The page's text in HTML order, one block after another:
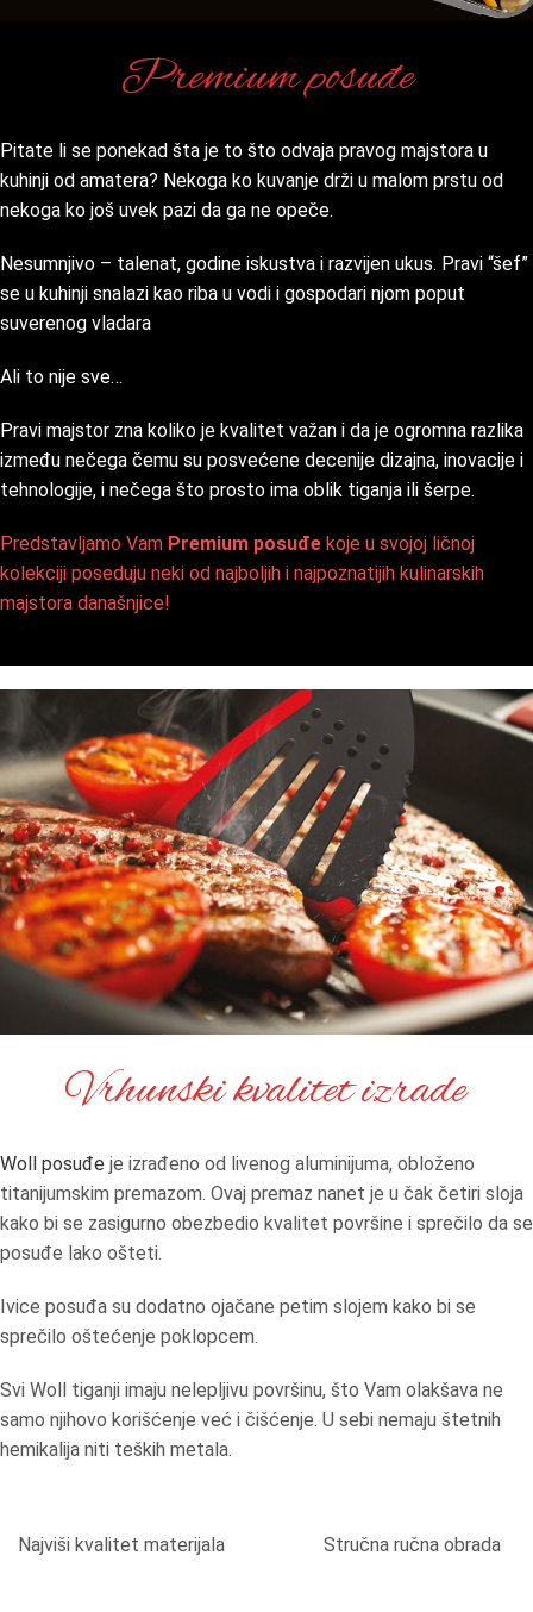
Premium posuđe
Pitate li se ponekad šta je to što odvaja pravog majstora u
kuhinji od amatera? Nekoga ko kuvanje drži u malom prstu od
nekoga ko još uvek pazi da ga ne opeče.
Nesumnjivo – talenat, godine iskustva i razvijen ukus. Pravi “šef”
se u kuhinji snalazi kao riba u vodi i gospodari njom poput
suverenog vladara
Ali to nije sve…
Pravi majstor zna koliko je kvalitet važan i da je ogromna razlika
između nečega čemu su posvećene decenije dizajna, inovacije i
tehnologije, i nečega što prosto ima oblik tiganja ili šerpe.
Predstavljamo Vam Premium posuđe koje u svojoj ličnoj
kolekciji poseduju neki od najboljih i najpoznatijih kulinarskih
majstora današnjice!
Vrhunski kvalitet izrade
Woll posuđe je izrađeno od livenog aluminijuma, obloženo
titanijumskim premazom. Ovaj premaz nanet je u čak četiri sloja
kako bi se zasigurno obezbedio kvalitet površine i sprečilo da se
posuđe lako ošteti.
Ivice posuđa su dodatno ojačane petim slojem kako bi se
sprečilo oštećenje poklopcem.
Svi Woll tiganji imaju nelepljivu površinu, što Vam olakšava ne
samo njihovo korišćenje već i čišćenje. U sebi nemaju štetnih
hemikalija niti teških metala.
Najviši kvalitet materijala Stručna ručna obrada